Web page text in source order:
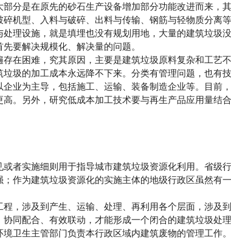
是在原先的砂石生产设备增加部分功能改进而来，
机型、入料与破碎、出料与传输、钢筋与轻物质分离等
设施，就是填埋也没有规划用地，大量的建筑垃圾
要解决规模化、解决量的问题。
困难，究其原因，主要是建筑垃圾原料复杂和工艺
圾的加工成本永远降不下来。分类有管理问题，也
业为主导，包括施工、运输、装备制造企业等。目
。另外，研究低成本加工技术要与再生产品应用量结
实施细则用于指导城市建筑垃圾资源化利用。省级
作为建筑垃圾资源化的实施主体的地级行政区虽然
涉及到产生、运输、处理、再利用各个层面，涉及
同配合、有效联动，才能形成一个闭合的建筑垃圾
卫生主管部门负责本行政区域内建筑废物的管理工